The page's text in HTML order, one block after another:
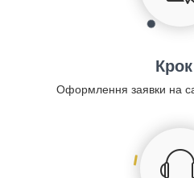
Оформлення заявки на